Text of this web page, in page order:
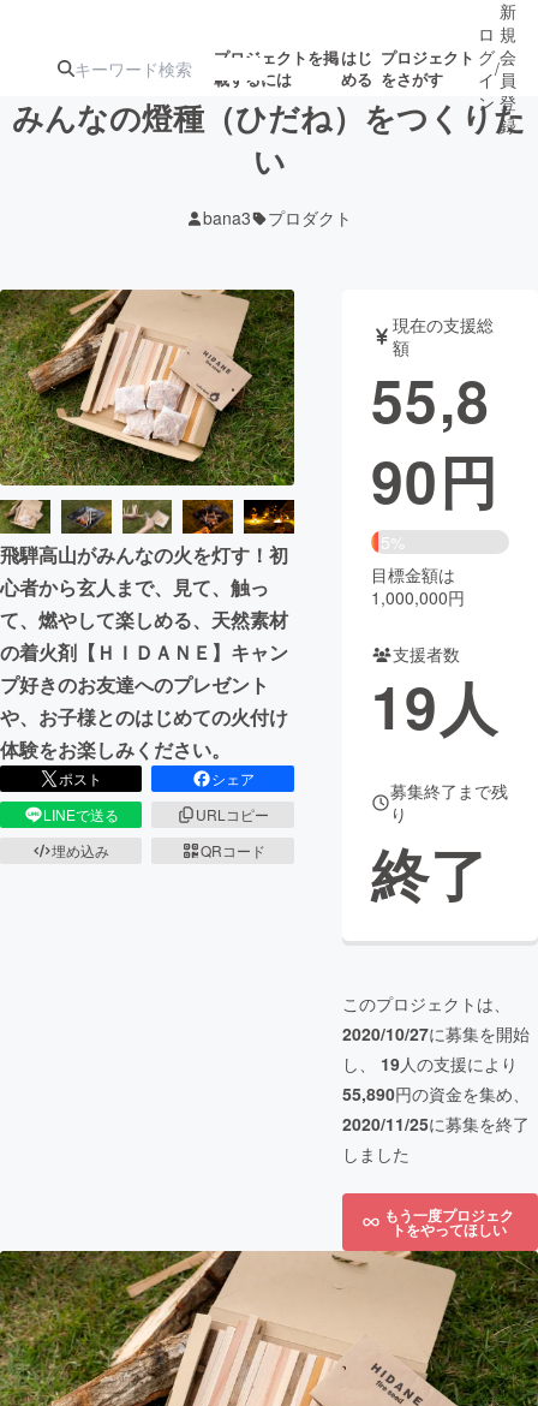
プロジェクトを掲
載するには
はじ
める
プロジェクト
をさがす
注目の新着プロ
ジェクト
ロジェクト
アート・写真 音楽
テクノロジー・ガジェット ゲーム・
映像・映画 書籍・雑誌
ビジネス・起業 チャレンジ
まちづくり・地域活性化
CAMPFIRE for Social Good
CAMPFIRE Creation
CAMPFIREふるさと納税
コミュニティ
ロ
グ
イ
ン
/
新
規
会
員
登
録
みんなの燈種（ひだね）をつくりた
い
bana3 プロダクト
飛騨高山がみんなの火を灯す！初
心者から玄人まで、見て、触っ
て、燃やして楽しめる、天然素材
の着火剤【ＨＩＤＡＮＥ】キャン
プ好きのお友達へのプレゼント
や、お子様とのはじめての火付け
体験をお楽しみください。
ポスト
シェア
LINEで送る
URLコピー
埋め込み
QRコード
現在の支援総
額
55,8
90円
5%
目標金額は
1,000,000円
支援者数
19人
募集終了まで残
り
終了
このプロジェクトは、
2020/10/27に募集を開始
し、 19人の支援により
55,890円の資金を集め、
2020/11/25に募集を終了
しました
もう一度プロジェク
トをやってほしい